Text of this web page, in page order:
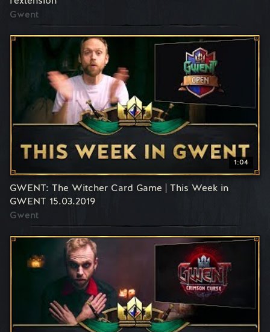
Gwent
1:04
GWENT: The Witcher Card Game | This Week in
GWENT 15.03.2019
Gwent